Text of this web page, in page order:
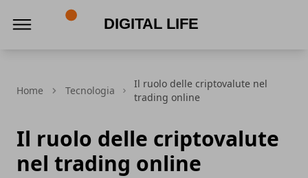
Home Tecnologia
Il ruolo delle criptovalute nel
trading online
Il ruolo delle criptovalute
nel trading online